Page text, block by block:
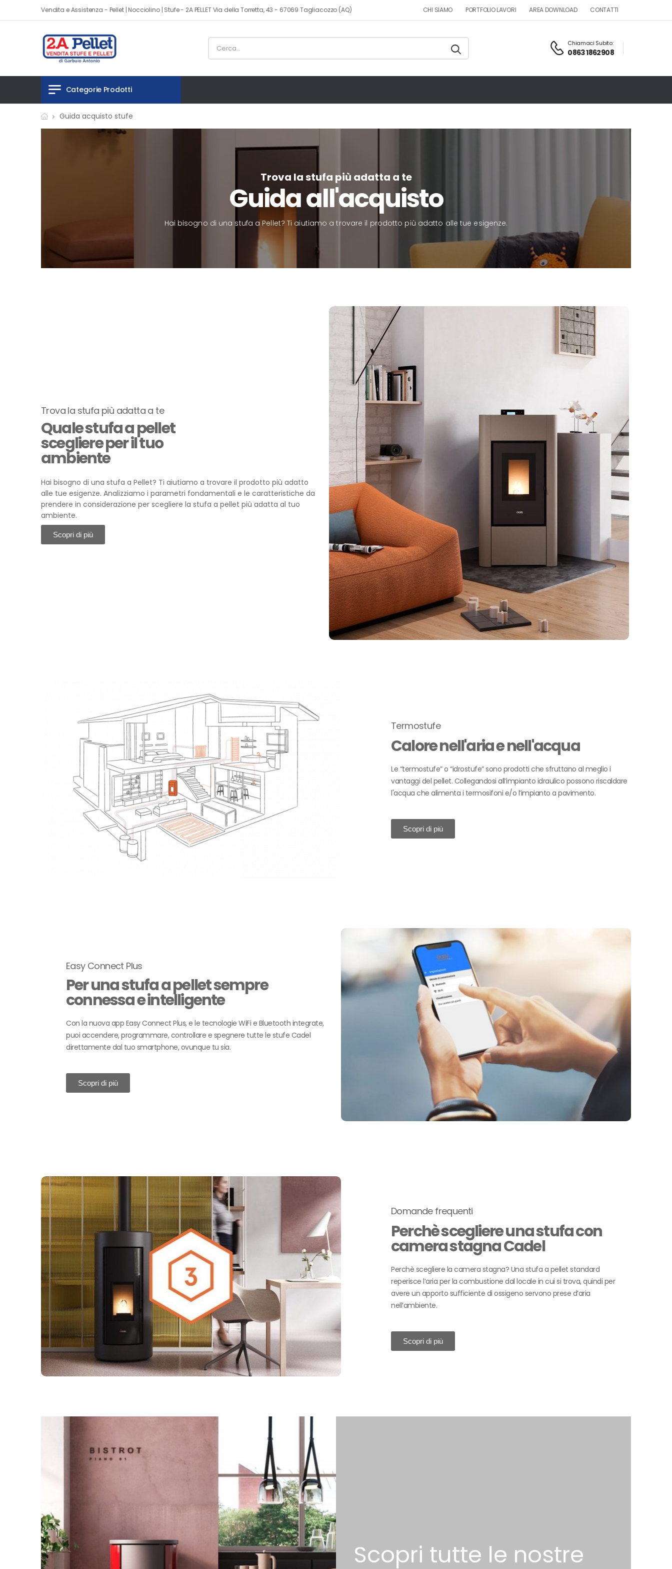
Vendita e Assistenza - Pellet | Nocciolino | Stufe - 2A PELLET Via della Torretta, 43 - 67069 Tagliacozzo (AQ) CHI SIAMO PORTFOLIO LAVORI AREA DOWNLOAD CONTATTI
Chiamaci Subito:
0863 1862908
Categorie Prodotti
Guida acquisto stufe
Trova la stufa più adatta a te
Guida all'acquisto
Hai bisogno di una stufa a Pellet? Ti aiutiamo a trovare il prodotto più adatto alle tue esigenze.
Trova la stufa più adatta a te
Quale stufa a pellet
scegliere per il tuo
ambiente
Hai bisogno di una stufa a Pellet? Ti aiutiamo a trovare il prodotto più adatto
alle tue esigenze. Analizziamo i parametri fondamentali e le caratteristiche da
prendere in considerazione per scegliere la stufa a pellet più adatta al tuo
ambiente.
Scopri di più
Termostufe
Calore nell'aria e nell'acqua
Le “termostufe” o “idrostufe” sono prodotti che sfruttano al meglio i
vantaggi del pellet. Collegandosi all’impianto idraulico possono riscaldare
l'acqua che alimenta i termosifoni e/o l’impianto a pavimento.
Scopri di più
Easy Connect Plus
Per una stufa a pellet sempre
connessa e intelligente
Con la nuova app Easy Connect Plus, e le tecnologie WiFi e Bluetooth integrate,
puoi accendere, programmare, controllare e spegnere tutte le stufe Cadel
direttamente dal tuo smartphone, ovunque tu sia.
Scopri di più
Domande frequenti
Perchè scegliere una stufa con
camera stagna Cadel
Perchè scegliere la camera stagna? Una stufa a pellet standard
reperisce l’aria per la combustione dal locale in cui si trova, quindi per
avere un apporto sufficiente di ossigeno servono prese d’aria
nell’ambiente.
Scopri di più
Scopri tutte le nostre